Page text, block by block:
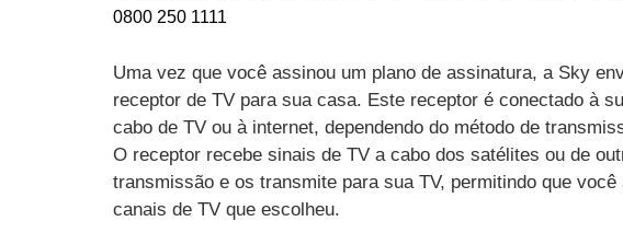
0800 250 1111
Uma vez que você assinou um plano de assinatura, a Sky
receptor de TV para sua casa. Este receptor é conectado à
cabo de TV ou à internet, dependendo do método de
O receptor recebe sinais de TV a cabo dos satélites ou de
transmissão e os transmite para sua TV, permitindo que você
canais de TV que escolheu.